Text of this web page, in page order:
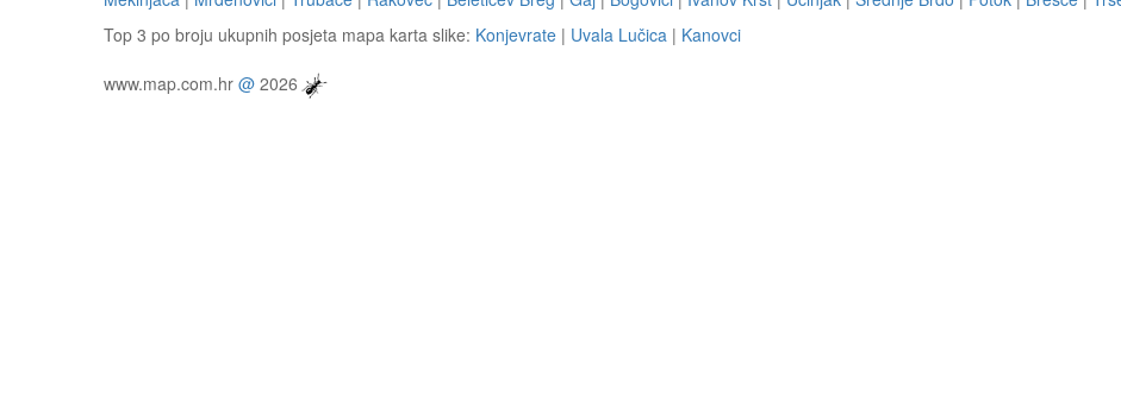
Top 3 po broju ukupnih posjeta mapa karta slike: Konjevrate | Uvala Lučica | Kanovci
www.map.com.hr @ 2026